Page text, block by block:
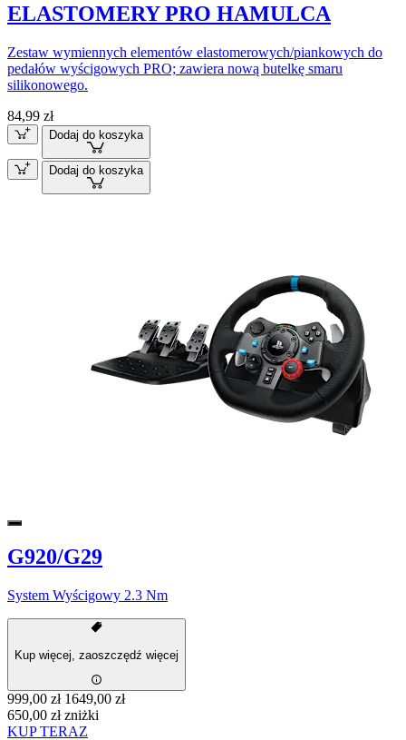
ELASTOMERY PRO HAMULCA
Zestaw wymiennych elementów elastomerowych/piankowych do
pedałów wyścigowych PRO; zawiera nową butelkę smaru
silikonowego.
84,99 zł
Dodaj do koszyka
Dodaj do koszyka
G920/G29
System Wyścigowy 2.3 Nm
Kup więcej, zaoszczędź więcej
999,00 zł 1649,00 zł
650,00 zł zniżki
KUP TERAZ